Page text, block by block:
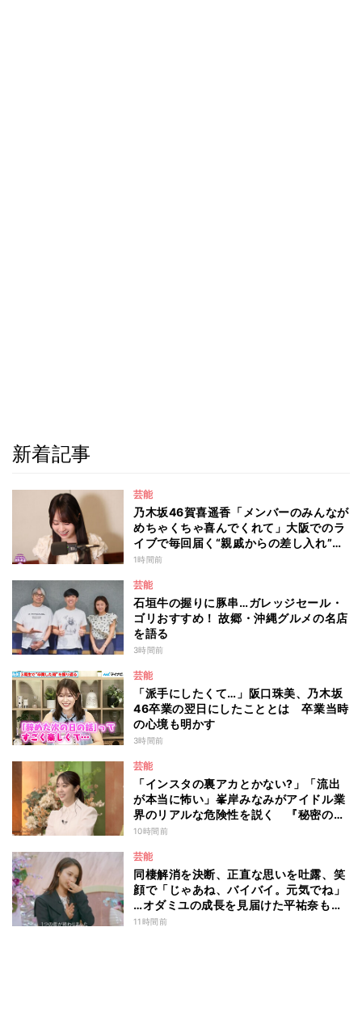
新着記事
芸能
乃木坂46賀喜遥香「メンバーのみんなが
めちゃくちゃ喜んでくれて」大阪でのラ
イブで毎回届く“親戚からの差し入れ”と
は？
1時間前
芸能
石垣牛の握りに豚串…ガレッジセール・
ゴリおすすめ！ 故郷・沖縄グルメの名店
を語る
3時間前
芸能
「派手にしたくて…」阪口珠美、乃木坂
46卒業の翌日にしたこととは 卒業当時
の心境も明かす
3時間前
芸能
「インスタの裏アカとかない?」「流出
が本当に怖い」峯岸みなみがアイドル業
界のリアルな危険性を説く 『秘密のマ
マ園』特別編
10時間前
芸能
同棲解消を決断、正直な思いを吐露、笑
顔で「じゃあね、バイバイ。元気でね」
…オダミユの成長を見届けた平祐奈も思
わず涙 『ガールオアレディ3』
11時間前